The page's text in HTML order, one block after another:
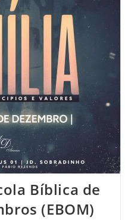
Bíblica de
(EBOM)